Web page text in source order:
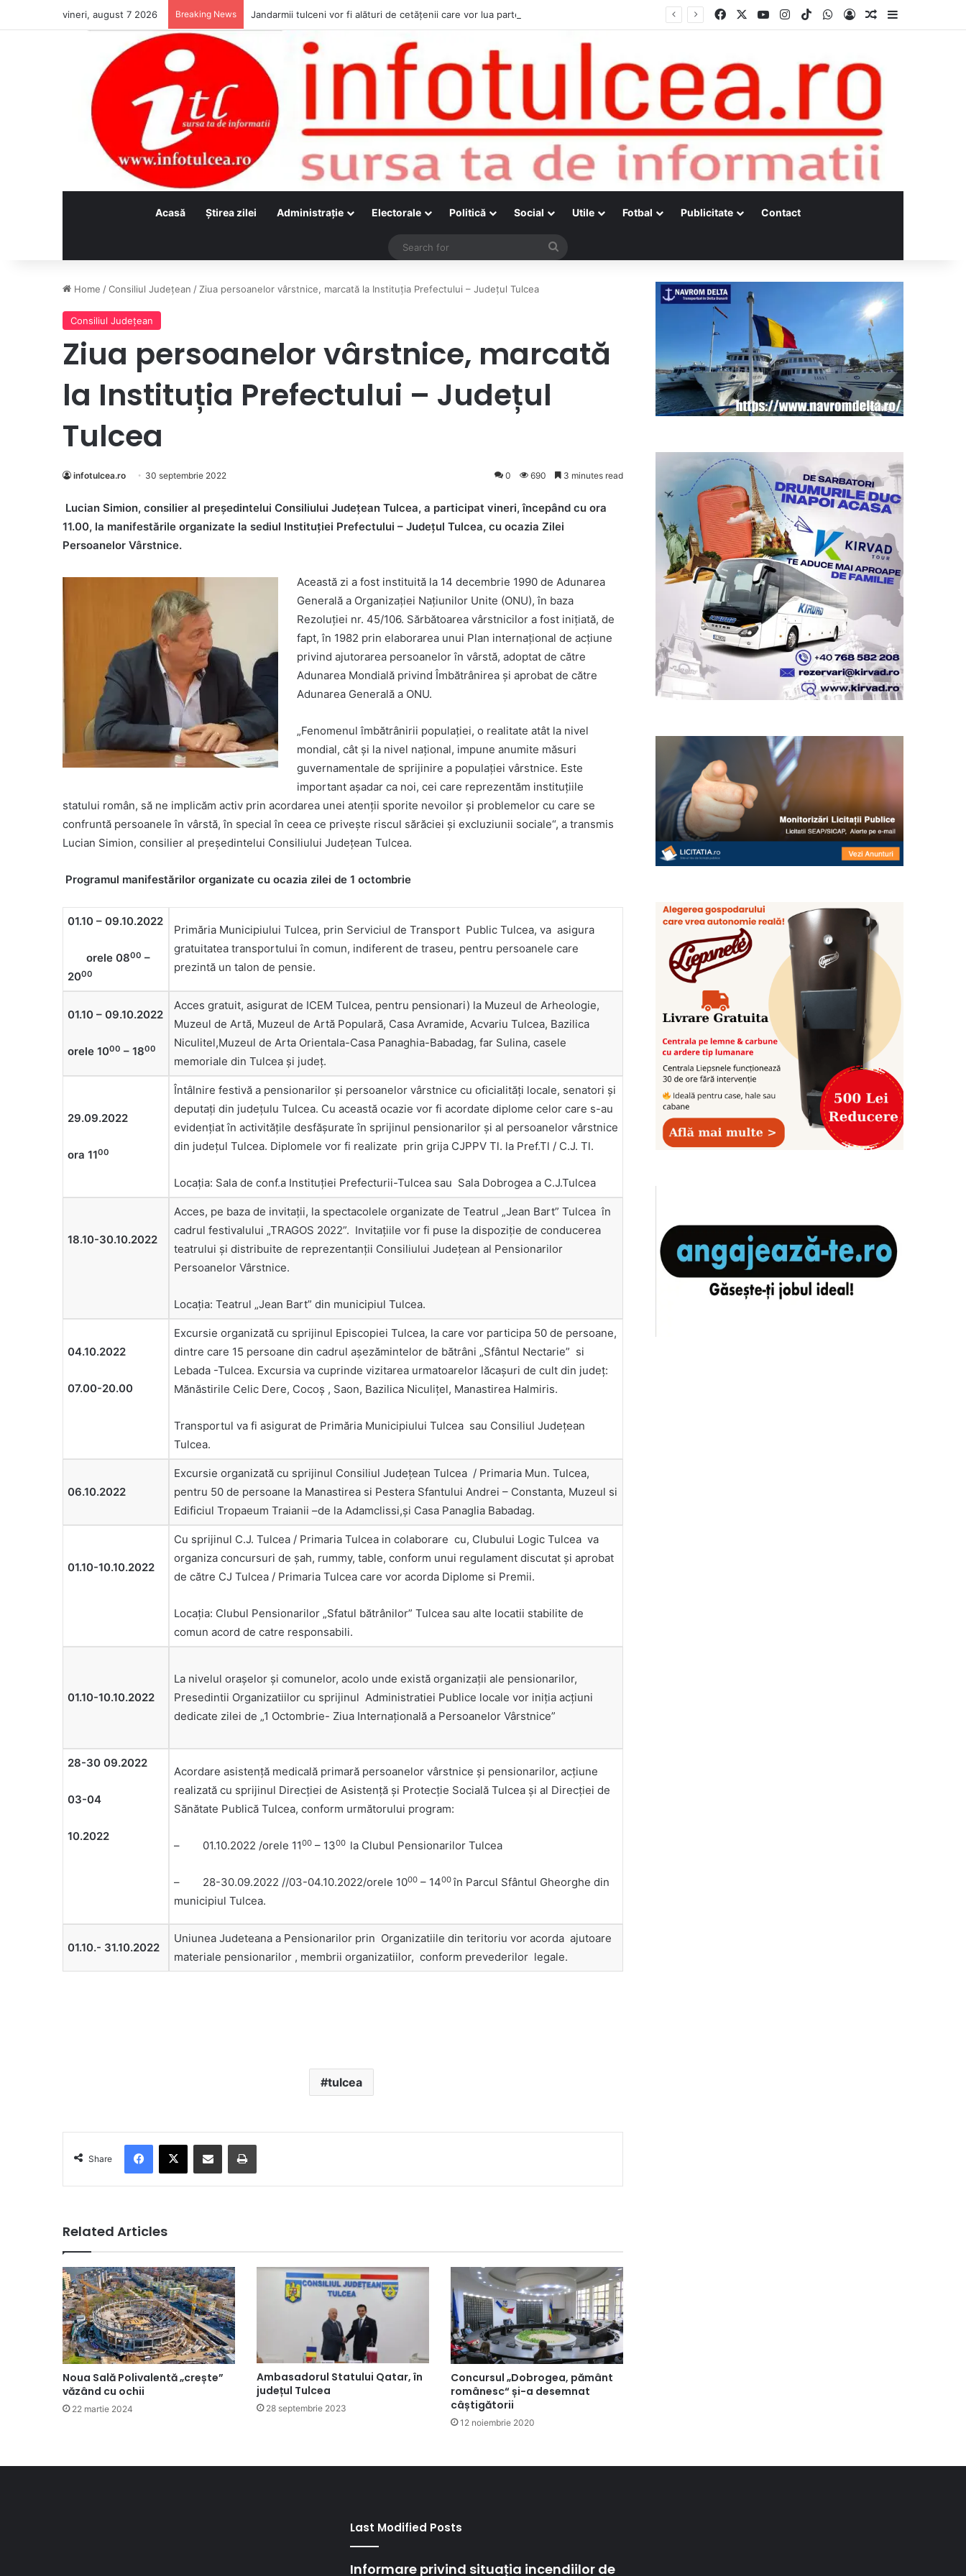
vineri, august 7 2026 Breaking News Jandarmii tulceni vor fi alături de cetățenii care vor lua parte la Festivalul Folk Țestos Facebook YouTubeInstagram
TikTokWhatsApp
Log InRandom Article
Acasă Ştirea zilei Administraţie Electorale Politică Social Utile Fotbal Publicitate Contact
Search
Home /Consiliul Judeţean /Ziua persoanelor vârstnice, marcată la Instituția Prefectului – Județul Tulcea
Consiliul Judeţean
Ziua persoanelor vârstnice, marcată
la Instituția Prefectului – Județul
Tulcea
infotulcea.ro 30 septembrie 2022 0 690 3 minutes read
Lucian Simion, consilier al președintelui Consiliului Județean Tulcea, a participat vineri, începând cu ora
11.00, la manifestările organizate la sediul Instituției Prefectului – Județul Tulcea, cu ocazia Zilei
Persoanelor Vârstnice.
Această zi a fost instituită la 14 decembrie 1990 de Adunarea
Generală a Organizaţiei Naţiunilor Unite (ONU), în baza
Rezoluţiei nr. 45/106. Sărbătoarea vârstnicilor a fost iniţiată, de
fapt, în 1982 prin elaborarea unui Plan internaţional de acţiune
privind ajutorarea persoanelor în vârstă, adoptat de către
Adunarea Mondială privind Îmbătrânirea şi aprobat de către
Adunarea Generală a ONU.
„Fenomenul îmbătrânirii populației, o realitate atât la nivel
mondial, cât și la nivel național, impune anumite măsuri
guvernamentale de sprijinire a populației vârstnice. Este
important așadar ca noi, cei care reprezentăm instituțiile
statului român, să ne implicăm activ prin acordarea unei atenţii sporite nevoilor şi problemelor cu care se
confruntă persoanele în vârstă, în special în ceea ce priveşte riscul sărăciei şi excluziunii sociale“, a transmis
Lucian Simion, consilier al președintelui Consiliului Județean Tulcea.
Programul manifestărilor organizate cu ocazia zilei de 1 octombrie
01.10 – 09.10.2022
orele 0800 –
2000
Primăria Municipiului Tulcea, prin Serviciul de Transport Public Tulcea, va asigura
gratuitatea transportului în comun, indiferent de traseu, pentru persoanele care
prezintă un talon de pensie.
01.10 – 09.10.2022
orele 1000 – 1800
Acces gratuit, asigurat de ICEM Tulcea, pentru pensionari) la Muzeul de Arheologie,
Muzeul de Artă, Muzeul de Artă Populară, Casa Avramide, Acvariu Tulcea, Bazilica
Niculitel,Muzeul de Arta Orientala-Casa Panaghia-Babadag, far Sulina, casele
memoriale din Tulcea și județ.
29.09.2022
ora 1100
Întâlnire festivă a pensionarilor și persoanelor vârstnice cu oficialităţi locale, senatori şi
deputaţi din judeţulu Tulcea. Cu această ocazie vor fi acordate diplome celor care s-au
evidențiat în activitățile desfășurate în sprijinul pensionarilor și al persoanelor vârstnice
din județul Tulcea. Diplomele vor fi realizate prin grija CJPPV Tl. la Pref.Tl / C.J. Tl.
Locaţia: Sala de conf.a Instituţiei Prefecturii-Tulcea sau Sala Dobrogea a C.J.Tulcea
18.10-30.10.2022
Acces, pe baza de invitaţii, la spectacolele organizate de Teatrul „Jean Bart” Tulcea în
cadrul festivalului „TRAGOS 2022”. Invitaţiile vor fi puse la dispoziţie de conducerea
teatrului şi distribuite de reprezentanţii Consiliului Judeţean al Pensionarilor
Persoanelor Vârstnice.
Locaţia: Teatrul „Jean Bart” din municipiul Tulcea.
04.10.2022
07.00-20.00
Excursie organizată cu sprijinul Episcopiei Tulcea, la care vor participa 50 de persoane,
dintre care 15 persoane din cadrul așezămintelor de bătrâni „Sfântul Nectarie” si
Lebada -Tulcea. Excursia va cuprinde vizitarea urmatoarelor lăcaşuri de cult din judeţ:
Mănăstirile Celic Dere, Cocoş , Saon, Bazilica Niculiţel, Manastirea Halmiris.
Transportul va fi asigurat de Primăria Municipiului Tulcea sau Consiliul Județean
Tulcea.
06.10.2022
Excursie organizată cu sprijinul Consiliul Județean Tulcea / Primaria Mun. Tulcea,
pentru 50 de persoane la Manastirea si Pestera Sfantului Andrei – Constanta, Muzeul si
Edificiul Tropaeum Traianii –de la Adamclissi,și Casa Panaglia Babadag.
01.10-10.10.2022
Cu sprijinul C.J. Tulcea / Primaria Tulcea in colaborare cu, Clubului Logic Tulcea va
organiza concursuri de şah, rummy, table, conform unui regulament discutat şi aprobat
de către CJ Tulcea / Primaria Tulcea care vor acorda Diplome si Premii.
Locaţia: Clubul Pensionarilor „Sfatul bătrânilor” Tulcea sau alte locatii stabilite de
comun acord de catre responsabili.
01.10-10.10.2022
La nivelul oraşelor şi comunelor, acolo unde există organizaţii ale pensionarilor,
Presedintii Organizatiilor cu sprijinul Administratiei Publice locale vor iniţia acţiuni
dedicate zilei de „1 Octombrie- Ziua Internațională a Persoanelor Vârstnice”
28-30 09.2022
03-04
10.2022
Acordare asistenţă medicală primară persoanelor vârstnice şi pensionarilor, acţiune
realizată cu sprijinul Direcției de Asistență și Protecție Socială Tulcea şi al Direcţiei de
Sănătate Publică Tulcea, conform următorului program:
– 01.10.2022 /orele 1100 – 1300 la Clubul Pensionarilor Tulcea
– 28-30.09.2022 //03-04.10.2022/orele 1000 – 1400în Parcul Sfântul Gheorghe din
municipiul Tulcea.
01.10.- 31.10.2022
Uniunea Judeteana a Pensionarilor prin Organizatiile din teritoriu vor acorda ajutoare
materiale pensionarilor , membrii organizatiilor, conform prevederilor legale.
tulcea
Share
Related Articles
Noua Sală Polivalentă „crește”
văzând cu ochii
22 martie 2024
Ambasadorul Statului Qatar, în
județul Tulcea
28 septembrie 2023
Concursul „Dobrogea, pământ
românesc“ și-a desemnat
câștigătorii
12 noiembrie 2020
Last Modified Posts
Informare privind situația incendiilor de